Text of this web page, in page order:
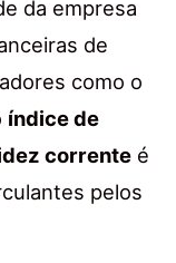
da empresa
de
como o
índice de
corrente é
pelos